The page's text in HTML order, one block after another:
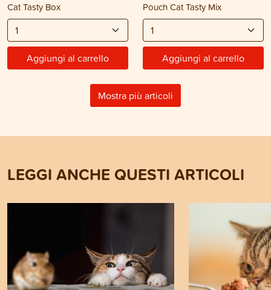
Cat Tasty Box
Aggiungi al carrello
Pouch Cat Tasty Mix
Aggiungi al carrello
Mostra più articoli
LEGGI ANCHE QUESTI ARTICOLI